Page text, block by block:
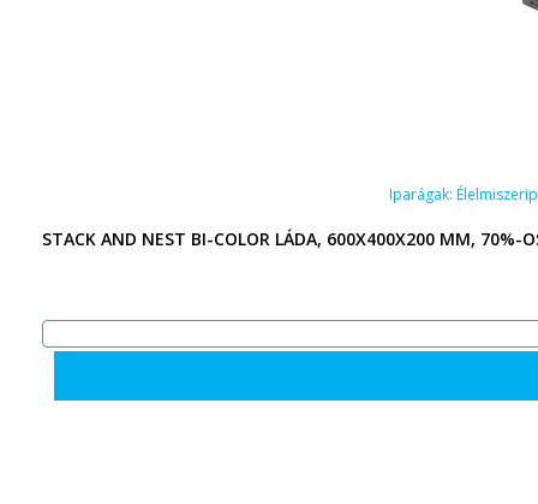
Iparágak:
STACK AND NEST BI-COLOR LÁDA, 600X400X200 MM, 70%-